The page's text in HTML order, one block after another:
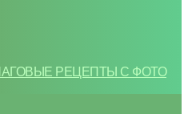
РЕЦЕПТЫ С ФОТО